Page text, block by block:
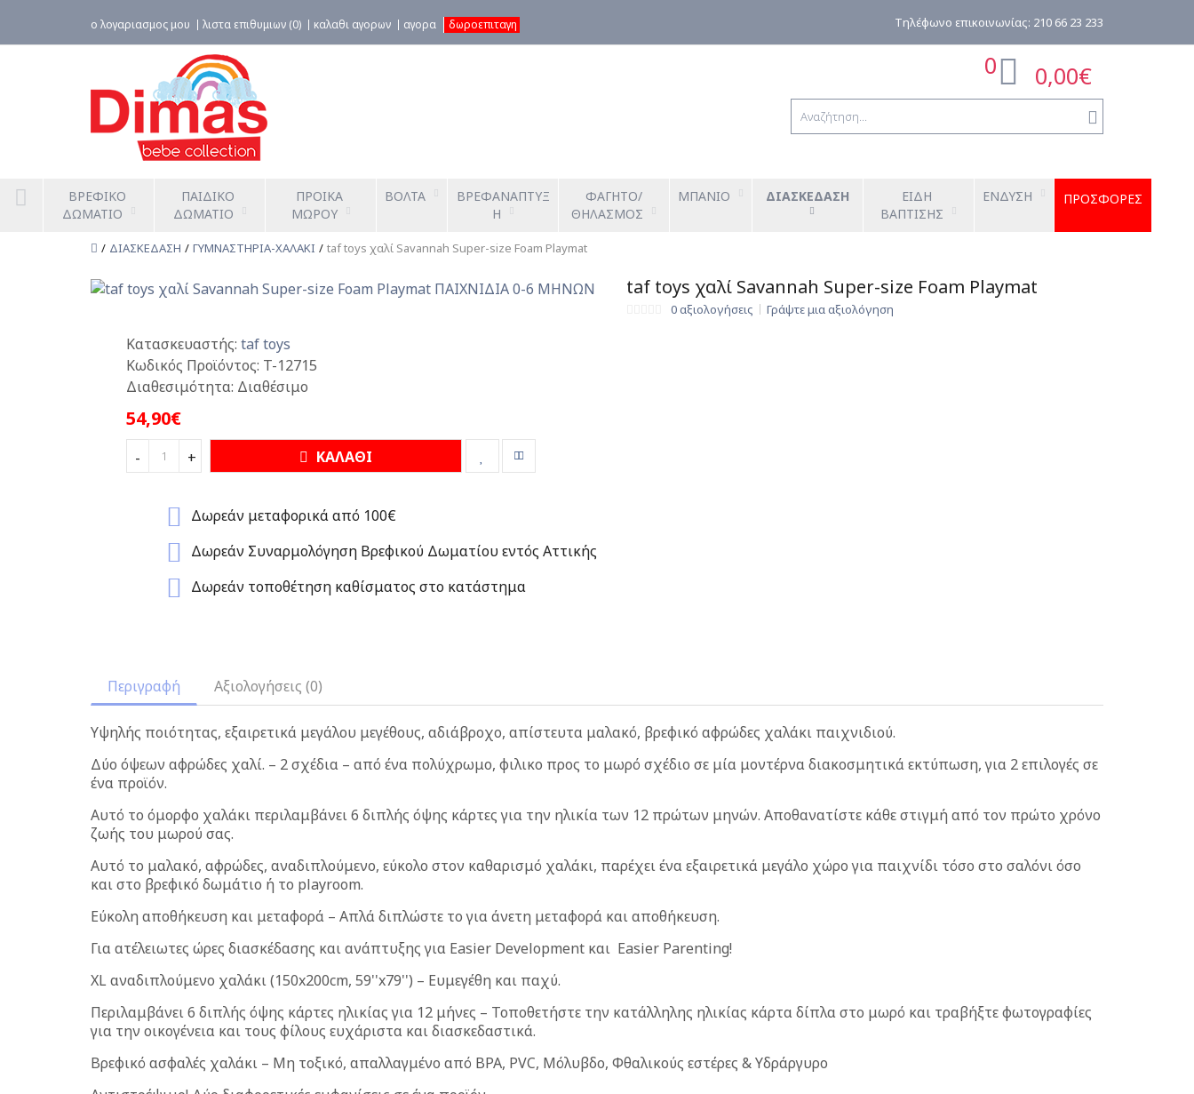
ο λογαριασμος μου λιστα επιθυμιων (0) καλαθι αγορων αγορα δωροεπιταγη
0 0,00€
ΒΡΕΦΙΚΟ
ΔΩΜΑΤΙΟ
ΠΑΙΔΙΚΟ
ΔΩΜΑΤΙΟ
ΠΡΟΙΚΑ
ΜΩΡΟΥ
ΒΟΛΤΑ
ΒΡΕΦΑΝΑΠΤΥΞ
Η
ΦΑΓΗΤΟ/
ΘΗΛΑΣΜΟΣ
ΜΠΑΝΙΟ ΔΙΑΣΚΕΔΑΣΗ
ΕΙΔΗ
ΒΑΠΤΙΣΗΣ
ΕΝΔΥΣΗ ΠΡΟΣΦΟΡΕΣ
ΔΙΑΣΚΕΔΑΣΗ ΓΥΜΝΑΣΤΗΡΙΑ-ΧΑΛΑΚΙ taf toys χαλί Savannah Super-size Foam Playmat
taf toys χαλί Savannah Super-size Foam Playmat
0 αξιολογήσεις Γράψτε μια αξιολόγηση
Κατασκευαστής: taf toys
Κωδικός Προϊόντος: T-12715
Διαθεσιμότητα: Διαθέσιμο
54,90€
- + ΚΑΛΑΘΙ
Δωρεάν μεταφορικά από 100€
Δωρεάν Συναρμολόγηση Βρεφικού Δωματίου εντός Αττικής
Δωρεάν τοποθέτηση καθίσματος στο κατάστημα
Περιγραφή Αξιολογήσεις (0)
Υψηλής ποιότητας, εξαιρετικά μεγάλου μεγέθους, αδιάβροχο, απίστευτα μαλακό, βρεφικό αφρώδες χαλάκι παιχνιδιού.
Δύο όψεων αφρώδες χαλί. – 2 σχέδια – από ένα πολύχρωμο, φιλικο προς το μωρό σχέδιο σε μία μοντέρνα διακοσμητικά εκτύπωση, για 2 επιλογές σε
ένα προϊόν.
Αυτό το όμορφο χαλάκι περιλαμβάνει 6 διπλής όψης κάρτες για την ηλικία των 12 πρώτων μηνών. Αποθανατίστε κάθε στιγμή από τον πρώτο χρόνο
ζωής του μωρού σας.
Αυτό το μαλακό, αφρώδες, αναδιπλούμενο, εύκολο στον καθαρισμό χαλάκι, παρέχει ένα εξαιρετικά μεγάλο χώρο για παιχνίδι τόσο στο σαλόνι όσο
και στο βρεφικό δωμάτιο ή το playroom.
Εύκολη αποθήκευση και μεταφορά – Απλά διπλώστε το για άνετη μεταφορά και αποθήκευση.
Για ατέλειωτες ώρες διασκέδασης και ανάπτυξης για Easier Development και Easier Parenting!
XL αναδιπλούμενο χαλάκι (150x200cm, 59''x79'') – Ευμεγέθη και παχύ.
Περιλαμβάνει 6 διπλής όψης κάρτες ηλικίας για 12 μήνες – Τοποθετήστε την κατάλληλης ηλικίας κάρτα δίπλα στο μωρό και τραβήξτε φωτογραφίες
για την οικογένεια και τους φίλους ευχάριστα και διασκεδαστικά.
Βρεφικό ασφαλές χαλάκι – Μη τοξικό, απαλλαγμένο από BPA, PVC, Μόλυβδο, Φθαλικούς εστέρες & Yδράργυρο